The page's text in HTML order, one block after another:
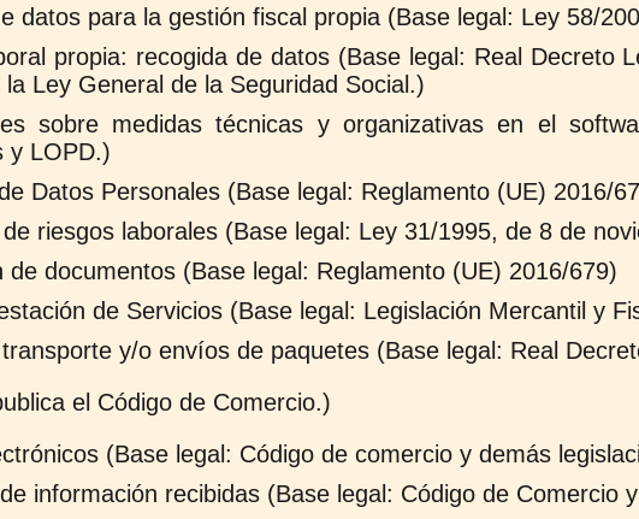
datos para la gestión fiscal propia (Base legal: Ley 58/
propia: recogida de datos (Base legal: Real Decreto
Ley General de la Seguridad Social.)
sobre medidas técnicas y organizativas en el
y LOPD.)
Datos Personales (Base legal: Reglamento (UE) 2016/
riesgos laborales (Base legal: Ley 31/1995, de 8 de
de documentos (Base legal: Reglamento (UE) 2016/679)
de Servicios (Base legal: Legislación Mercantil y
y/o envíos de paquetes (Base legal: Real
el Código de Comercio.)
(Base legal: Código de comercio y demás
información recibidas (Base legal: Código de Comercio